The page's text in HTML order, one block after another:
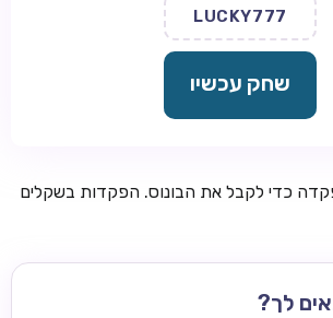
LUCKY777
שחק עכשיו
כדי לקבל את הבונוס. הפקדות בשקלים
לך?